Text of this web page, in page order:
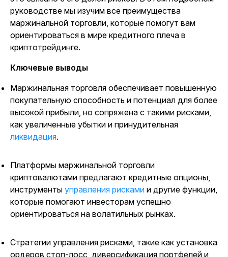
руководстве мы изучим все преимущества
маржинальной торговли, которые помогут вам
ориентироваться в мире кредитного плеча в
криптотрейдинге.
Ключевые выводы
Маржинальная торговля обеспечивает повышенную
покупательную способность и потенциал для более
высокой прибыли, но сопряжена с такими рисками,
как увеличенные убытки и принудительная
ликвидация.
Платформы маржинальной торговли
криптовалютами предлагают кредитные опционы,
инструменты управления рисками и другие функции,
которые помогают инвесторам успешно
ориентироваться на волатильных рынках.
Стратегии управления рисками, такие как установка
ордеров стоп-лосс, диверсификация портфелей и